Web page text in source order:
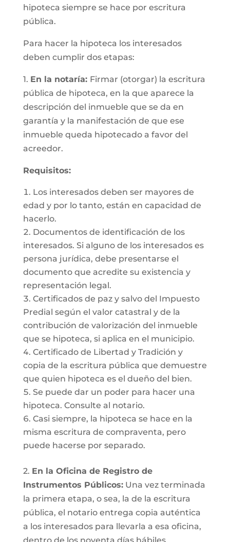
hipoteca siempre se hace por escritura
pública.
Para hacer la hipoteca los interesados
deben cumplir dos etapas:
1. En la notaría: Firmar (otorgar) la escritura
pública de hipoteca, en la que aparece la
descripción del inmueble que se da en
garantía y la manifestación de que ese
inmueble queda hipotecado a favor del
acreedor.
Requisitos:
Los interesados deben ser mayores de
edad y por lo tanto, están en capacidad de
hacerlo.
Documentos de identificación de los
interesados. Si alguno de los interesados es
persona jurídica, debe presentarse el
documento que acredite su existencia y
representación legal.
Certificados de paz y salvo del Impuesto
Predial según el valor catastral y de la
contribución de valorización del inmueble
que se hipoteca, si aplica en el municipio.
Certificado de Libertad y Tradición y
copia de la escritura pública que demuestre
que quien hipoteca es el dueño del bien.
Se puede dar un poder para hacer una
hipoteca. Consulte al notario.
Casi siempre, la hipoteca se hace en la
misma escritura de compraventa, pero
puede hacerse por separado.
2. En la Oficina de Registro de
Instrumentos Públicos:Una vez terminada
la primera etapa, o sea, la de la escritura
pública, el notario entrega copia auténtica
a los interesados para llevarla a esa oficina,